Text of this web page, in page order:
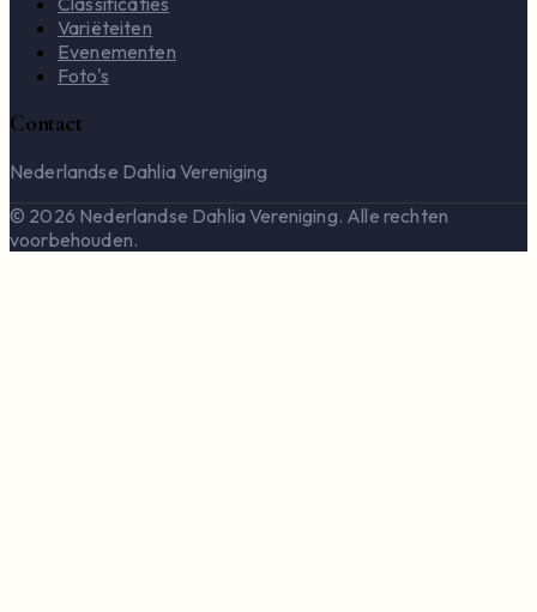
Variëteiten
Evenementen
Foto's
Contact
Nederlandse Dahlia Vereniging
© 2026 Nederlandse Dahlia Vereniging. Alle rechten
voorbehouden.